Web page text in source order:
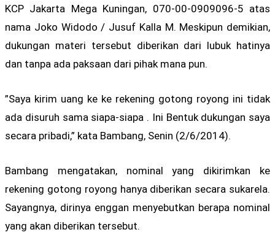
KCP Jakarta Mega Kuningan, 070-00-0909096-5 atas
nama Joko Widodo / Jusuf Kalla M. Meskipun demikian,
dukungan materi tersebut diberikan dari lubuk hatinya
dan tanpa ada paksaan dari pihak mana pun.
”Saya kirim uang ke ke rekening gotong royong ini tidak
ada disuruh sama siapa-siapa . Ini Bentuk dukungan saya
secara pribadi,” kata Bambang, Senin (2/6/2014).
Bambang mengatakan, nominal yang dikirimkan ke
rekening gotong royong hanya diberikan secara sukarela.
Sayangnya, dirinya enggan menyebutkan berapa nominal
yang akan diberikan tersebut.